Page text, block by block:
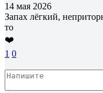
14 мая 2026
Запах лёгкий,
то
❤️
1 0